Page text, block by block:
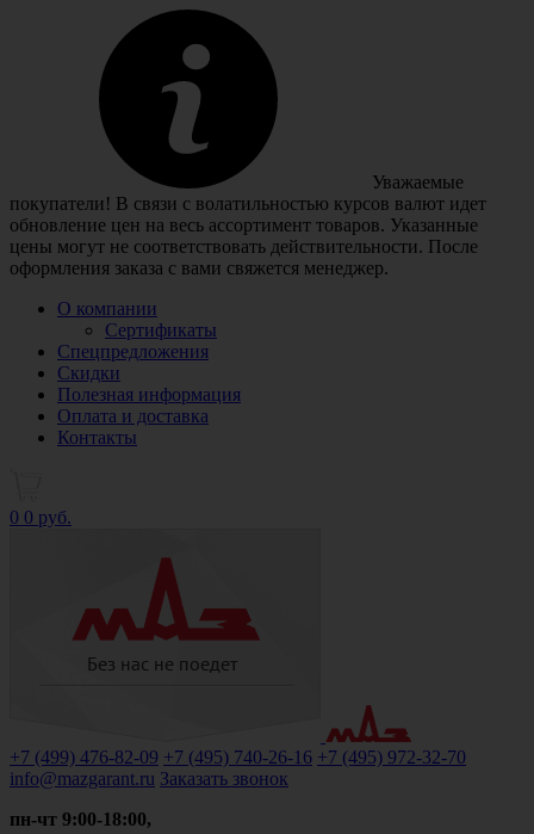
Уважаемые
покупатели! В связи с волатильностью курсов валют идет
обновление цен на весь ассортимент товаров. Указанные
цены могут не соответствовать действительности. После
оформления заказа с вами свяжется менеджер.
О компании
Сертификаты
Спецпредложения
Скидки
Полезная информация
Оплата и доставка
Контакты
0 0 руб.
+7 (499) 476-82-09 +7 (495) 740-26-16 +7 (495) 972-32-70
info@mazgarant.ru Заказать звонок
пн-чт 9:00-18:00,